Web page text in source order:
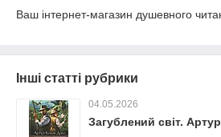
Ваш інтернет-магазин душевного
Інші статті рубрики
04.05.2026
Загублений світ.